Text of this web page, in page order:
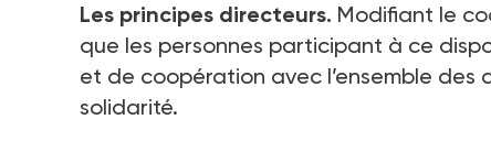
Les principes directeurs. Modifiant le
que les personnes participant à ce
et de coopération avec l’ensemble des
solidarité.